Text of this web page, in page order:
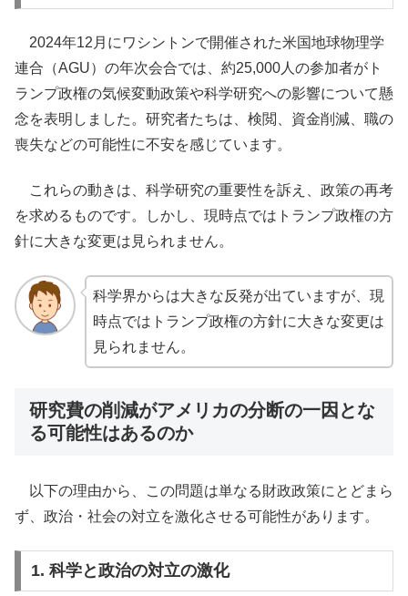
2024年12月にワシントンで開催された米国地球物理学
連合（AGU）の年次会合では、約25,000人の参加者がト
ランプ政権の気候変動政策や科学研究への影響について懸
念を表明しました。​研究者たちは、検閲、資金削減、職の
喪失などの可能性に不安を感じています。
これらの動きは、科学研究の重要性を訴え、政策の再考
を求めるものです。​しかし、現時点ではトランプ政権の方
針に大きな変更は見られません。
科学界からは大きな反発が出ていますが、現
時点ではトランプ政権の方針に大きな変更は
見られません。
研究費の削減がアメリカの分断の一因とな
る可能性はあるのか
以下の理由から、この問題は単なる財政政策にとどまら
ず、政治・社会の対立を激化させる可能性があります。
1. 科学と政治の対立の激化